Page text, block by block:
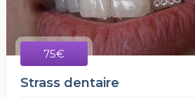
75€
Strass dentaire